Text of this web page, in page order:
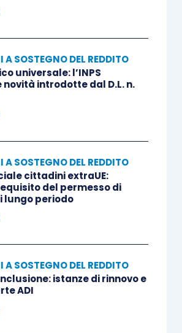
A SOSTEGNO DEL REDDITO
universale: l’INPS
introdotte dal D.L. n.
A SOSTEGNO DEL REDDITO
cittadini extraUE:
del permesso di
lungo periodo
A SOSTEGNO DEL REDDITO
istanze di rinnovo e
ADI